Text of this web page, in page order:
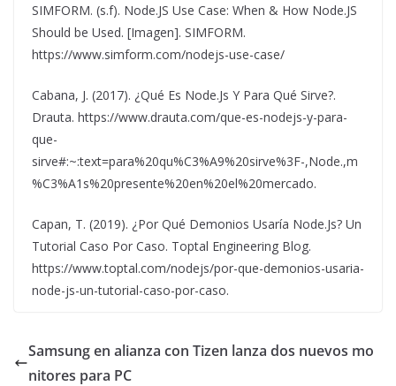
SIMFORM. (s.f). Node.JS Use Case: When & How Node.JS
Should be Used. [Imagen]. SIMFORM.
https://www.simform.com/nodejs-use-case/
Cabana, J. (2017). ¿Qué Es Node.Js Y Para Qué Sirve?.
Drauta. https://www.drauta.com/que-es-nodejs-y-para-
que-
sirve#:~:text=para%20qu%C3%A9%20sirve%3F-,Node.,m
%C3%A1s%20presente%20en%20el%20mercado.
Capan, T. (2019). ¿Por Qué Demonios Usaría Node.Js? Un
Tutorial Caso Por Caso. Toptal Engineering Blog.
https://www.toptal.com/nodejs/por-que-demonios-usaria-
node-js-un-tutorial-caso-por-caso.
Samsung en alianza con Tizen lanza dos nuevos mo
nitores para PC